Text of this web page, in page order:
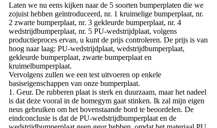
Laten we nu eens kijken naar de 5 soorten bumperplaten die we
zojuist hebben geïntroduceerd, nr. 1 kruimelige bumperplaat, nr.
2 zwarte bumperplaat, nr. 3 gekleurde bumperplaat, nr. 4
wedstrijdbumperplaat, nr. 5 PU-wedstrijdplaat, volgens
productieproces ervan, u kunt de prijs controleren. De prijs is van
hoog naar laag: PU-wedstrijdplaat, wedstrijdbumperplaat,
gekleurde bumperplaat, zwarte bumperplaat en
kruimelbumperplaat.
Vervolgens zullen we een test uitvoeren op enkele
basiseigenschappen van onze bumperplaat.
1. Geur. De rubberen plaat is sterk en duurzaam, maar het nadeel
is dat deze vooral in de homegym gaat stinken. Ik zal mijn eigen
neus gebruiken om het bovenstaande bord te beoordelen. De
eindconclusie is dat de PU-wedstrijdbumperplaat en de